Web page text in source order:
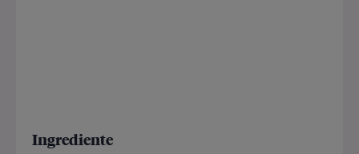
Ingrediente